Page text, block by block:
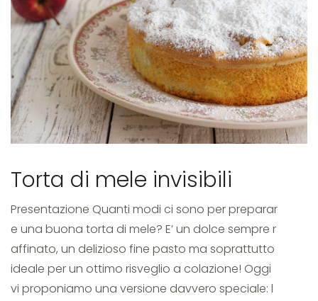
Torta di mele invisibili
Presentazione Quanti modi ci sono per preparar
e una buona torta di mele? E’ un dolce sempre r
affinato, un delizioso fine pasto ma soprattutto
ideale per un ottimo risveglio a colazione! Oggi
vi proponiamo una versione davvero speciale: l